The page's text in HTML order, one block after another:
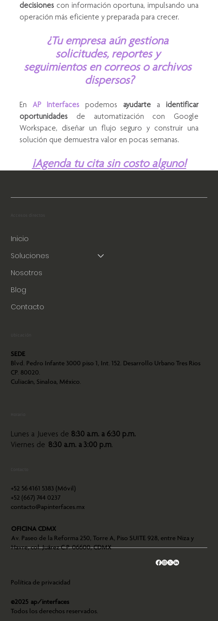
decisiones con información oportuna, impulsando una
operación más eficiente y preparada para crecer.
¿Tu empresa aún gestiona
solicitudes, reportes y
seguimientos en correos o archivos
dispersos?
En AP Interfaces podemos ayudarte a identificar
oportunidades de automatización con Google
Workspace, diseñar un flujo seguro y construir una
solución que demuestra valor en pocas semanas.
¡Agenda tu cita sin costo alguno!
Inicio
Soluciones
Nosotros
Blog
Contacto
Accesos directos
SEDE
Blvd. Pedro Infante 3000 piso 1, Int. 152. Desarrollo Urbano Tres Rios
CP. 80020.
Culiacán, Sinaloa, México.
Lunes a Jueves de 8:30 a.m. a 6:30 p.m.
Viernes de 8:30 a.m. a 3:00 p.m.
+52 564161 5383 (Móvil)
+52 (667) 744 0237
contacto@apinterfaces.mx
OFICINA CDMX
Av. Paseo de la Reforma 250, Torre A, Piso SUITE 928, entre Niza y
Havre, col. Juárez C.P. 06600, CDMX
Política de privacidad
©2025 ap/interfaces
Todos los derechos reservados.